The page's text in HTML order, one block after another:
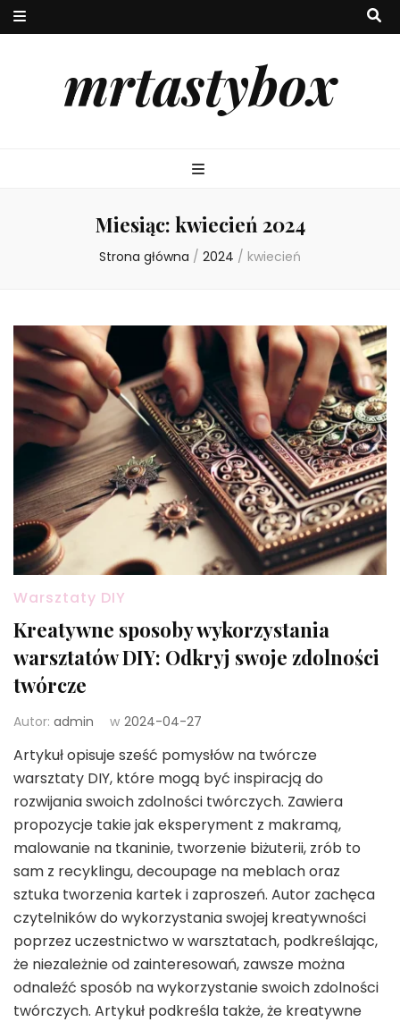
mrtastybox
Miesiąc: kwiecień 2024
Strona główna / 2024 / kwiecień
Warsztaty DIY
Kreatywne sposoby wykorzystania
warsztatów DIY: Odkryj swoje zdolności
twórcze
Autor: admin w 2024-04-27
Artykuł opisuje sześć pomysłów na twórcze
warsztaty DIY, które mogą być inspiracją do
rozwijania swoich zdolności twórczych. Zawiera
propozycje takie jak eksperyment z makramą,
malowanie na tkaninie, tworzenie biżuterii, zrób to
sam z recyklingu, decoupage na meblach oraz
sztuka tworzenia kartek i zaproszeń. Autor zachęca
czytelników do wykorzystania swojej kreatywności
poprzez uczestnictwo w warsztatach, podkreślając,
że niezależnie od zainteresowań, zawsze można
odnaleźć sposób na wykorzystanie swoich zdolności
twórczych. Artykuł podkreśla także, że kreatywne